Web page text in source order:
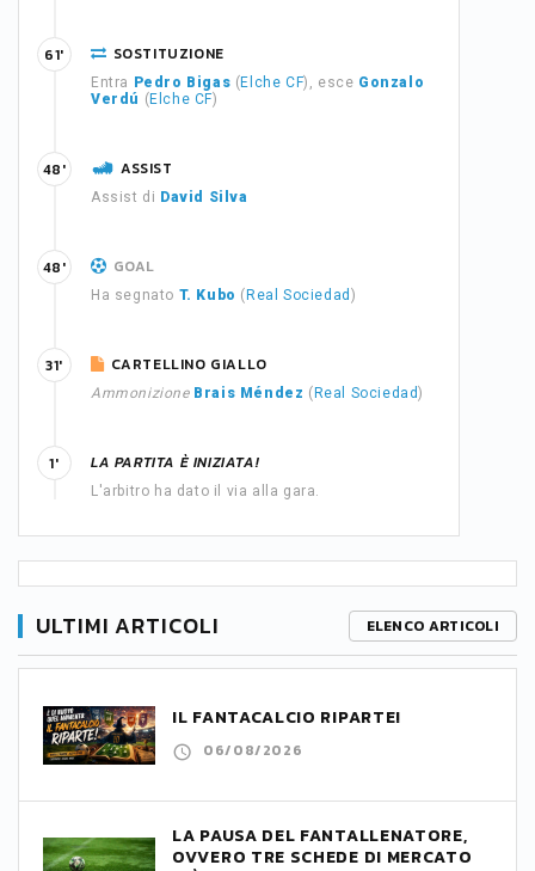
SOSTITUZIONE
Entra Pedro Bigas ( Elche CF), esce Gonzalo
Verdú ( Elche CF)
61'
ASSIST
Assist di David Silva
48'
GOAL
Ha segnato T. Kubo ( Real Sociedad )
48'
CARTELLINO GIALLO
Ammonizione Brais Méndez ( Real Sociedad)
31'
LA PARTITA È INIZIATA!
L'arbitro ha dato il via alla gara.
1'
ULTIMI ARTICOLI ELENCO ARTICOLI
IL FANTACALCIO RIPARTE!
06/08/2026
LA PAUSA DEL FANTALLENATORE,
OVVERO TRE SCHEDE DI MERCATO